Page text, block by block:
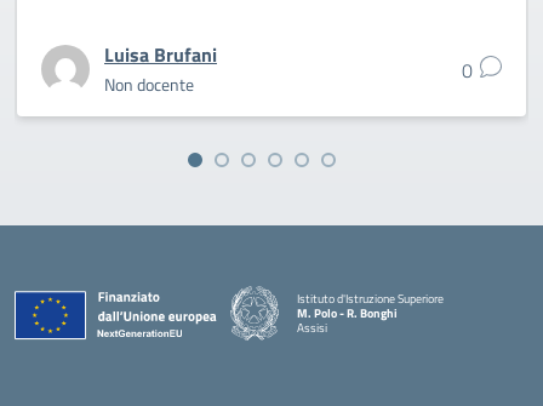
Luisa Brufani
Non docente 0
Istituto d'Istruzione Superiore
M. Polo - R. Bonghi
Assisi